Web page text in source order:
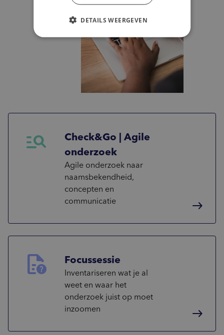
manage_search
Check&Go | Agile
onderzoek
Agile onderzoek naar
naamsbekendheid,
concepten en
communicatie
east
unknown_document Focussessie
Inventariseren wat je al
weet en waar het
onderzoek juist op moet
inzoomen
east
DETAILS WEERGEVEN